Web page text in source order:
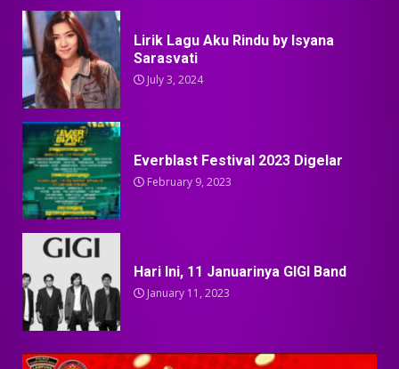
Lirik Lagu Aku Rindu by Isyana
Sarasvati
July 3, 2024
Everblast Festival 2023 Digelar
February 9, 2023
Hari Ini, 11 Januarinya GIGI Band
January 11, 2023